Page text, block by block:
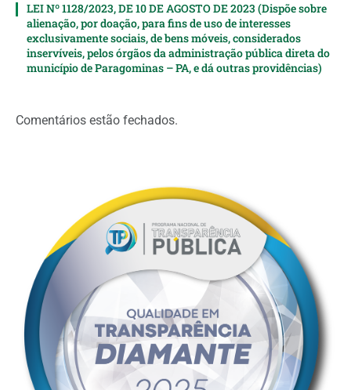
LEI Nº 1128/2023, DE 10 DE AGOSTO DE 2023 (Dispõe sobre
alienação, por doação, para fins de uso de interesses
exclusivamente sociais, de bens móveis, considerados
inservíveis, pelos órgãos da administração pública direta do
município de Paragominas – PA, e dá outras providências)
Comentários estão fechados.